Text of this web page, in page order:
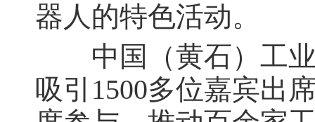
器人的特色活动。
中国（黄石）工业
吸引1500多位嘉宾出